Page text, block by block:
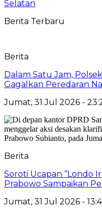
Selatan
Berita Terbaru
Berita
Dalam Satu Jam,
Gagalkan Peredaran
Jumat, 31 Jul 2026 -
Berita
Soroti Ucapan “Londo
Prabowo Sampaikan
Jumat, 31 Jul 2026 -